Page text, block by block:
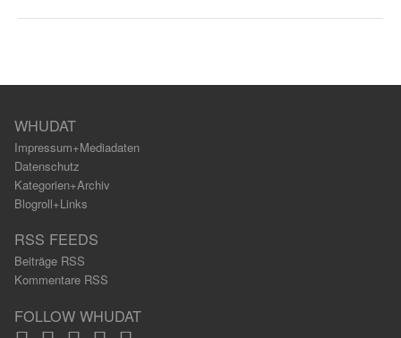
WHUDAT
Impressum+Mediadaten
Datenschutz
Kategorien+Archiv
Blogroll+Links
RSS FEEDS
Beiträge RSS
Kommentare RSS
FOLLOW WHUDAT